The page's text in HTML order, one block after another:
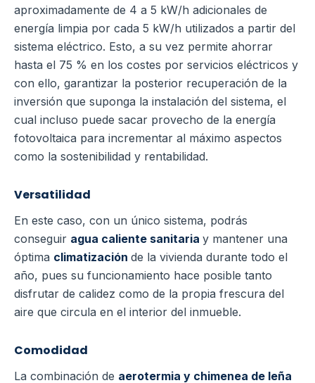
aproximadamente de 4 a 5 kW/h adicionales de
energía limpia por cada 5 kW/h utilizados a partir del
sistema eléctrico. Esto, a su vez permite ahorrar
hasta el 75 % en los costes por servicios eléctricos y
con ello, garantizar la posterior recuperación de la
inversión que suponga la instalación del sistema, el
cual incluso puede sacar provecho de la energía
fotovoltaica para incrementar al máximo aspectos
como la sostenibilidad y rentabilidad.
Versatilidad
En este caso, con un único sistema, podrás
conseguir agua caliente sanitaria y mantener una
óptima climatización de la vivienda durante todo el
año, pues su funcionamiento hace posible tanto
disfrutar de calidez como de la propia frescura del
aire que circula en el interior del inmueble.
Comodidad
La combinación de aerotermia y chimenea de leña